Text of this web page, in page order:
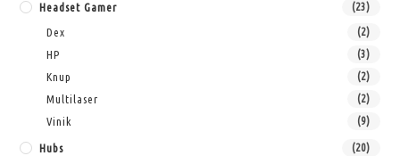
Headset Gamer (23)
Dex (2)
HP (3)
Knup (2)
Multilaser (2)
Vinik (9)
Hubs (20)